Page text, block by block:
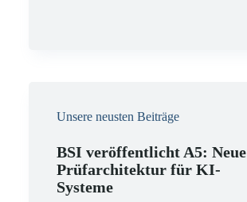
Unsere neusten Beiträge
BSI veröffentlicht A5: Neue
Prüfarchitektur für KI-
Systeme